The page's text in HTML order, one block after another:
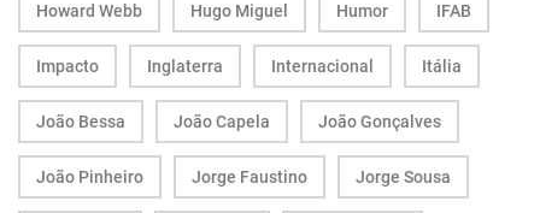
Howard Webb Hugo Miguel Humor IFAB
Impacto Inglaterra Internacional Itália
João Bessa João Capela João Gonçalves
João Pinheiro Jorge Faustino Jorge Sousa